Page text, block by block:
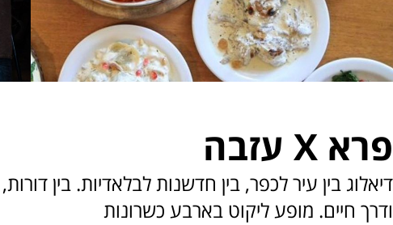
פרא X עזבה
דיאלוג בין עיר לכפר, בין חדשנות לבלאדיות. בין
ודרך חיים. מופע ליקוט בארבע כשרונות